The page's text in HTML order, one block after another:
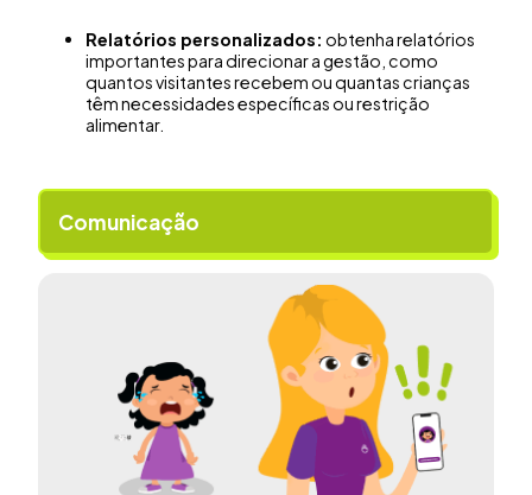
Relatórios personalizados: obtenha relatórios
importantes para direcionar a gestão, como
quantos visitantes recebem ou quantas crianças
têm necessidades específicas ou restrição
alimentar.
Comunicação